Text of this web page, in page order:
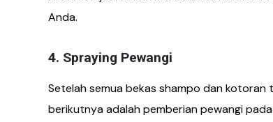
Anda.
4. Spraying Pewangi
Setelah semua bekas shampo dan
berikutnya adalah pemberian pewangi